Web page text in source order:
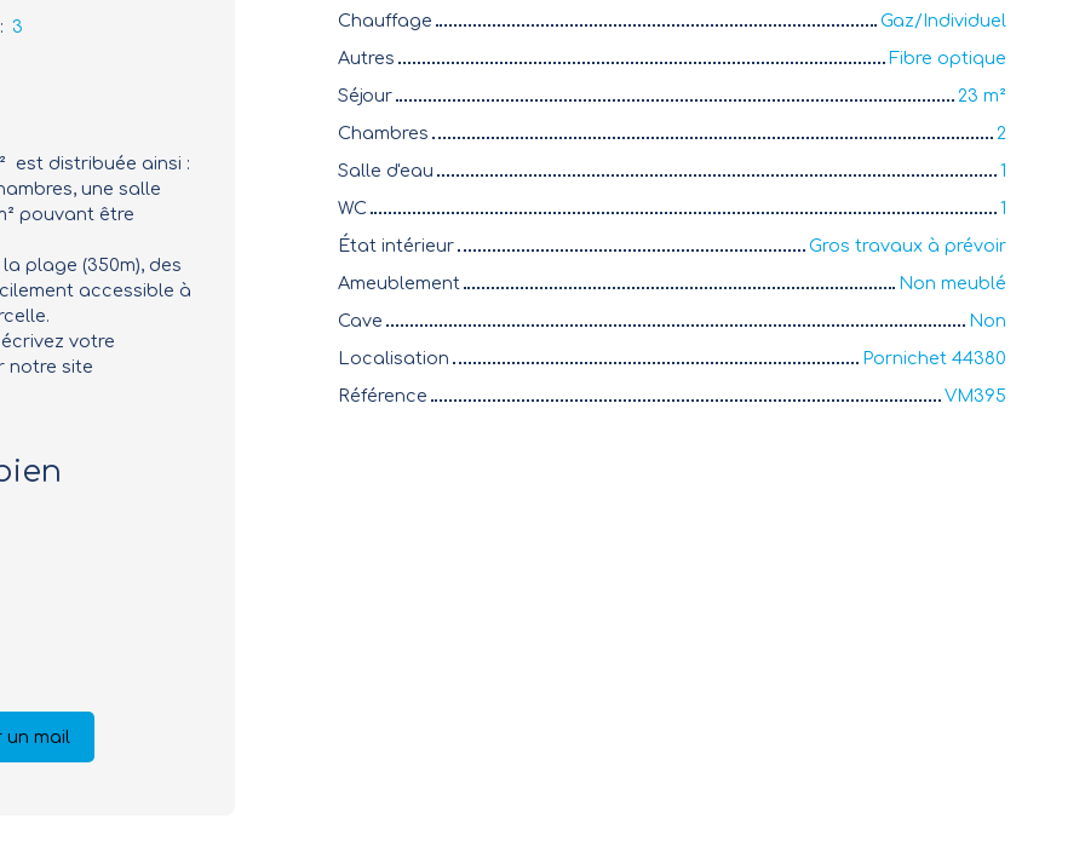
3
est distribuée ainsi :
une salle
pouvant être
plage (350m), des
accessible à
votre
notre site
un mail
Chauffage
Gaz/Individuel
Autres
Fibre optique
Séjour
23 m²
Chambres
2
Salle d'eau
1
WC
1
État intérieur
Gros travaux à prévoir
Ameublement
Non meublé
Cave
Non
Localisation
Pornichet 44380
Référence
VM395